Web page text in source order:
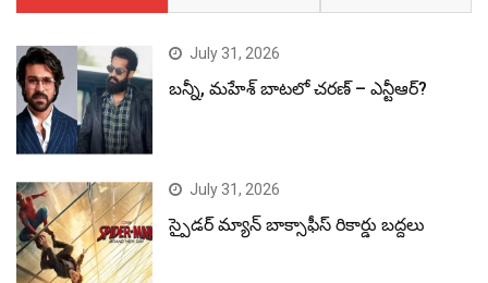
July 31, 2026
బన్నీ, మహేశ్ బాటలో చరణ్ – ఎన్టీఆర్?
July 31, 2026
స్పైడర్ మ్యాన్ బాక్సాఫీస్ రికార్డు బద్దలు